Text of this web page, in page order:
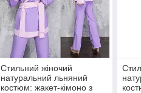
Стильний жіночий
натуральний льняний
костюм: жакет-кімоно з